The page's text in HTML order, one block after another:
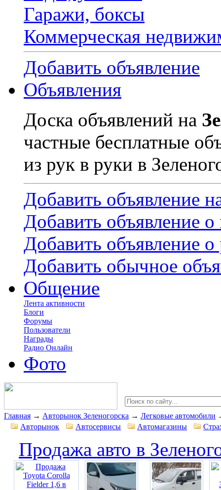
Гаражи, боксы
Коммерческая
Добавить объявление
Объявления
Доска объявлений на
частные бесплатные
из рук в руки в
Добавить объявление
Добавить объявление
Добавить объявление о
Добавить обычное
Общение
Лента активности
Блоги
Форумы
Пользователи
Награды
Радио Онлайн
Фото
Главная → Авторынок Зеленогорска → Легковые автомобили
Авторынок
Автосервисы Автомагазины
Продажа авто в